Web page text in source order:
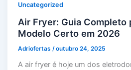
Uncategorized
Air Fryer: Guia Completo
Modelo Certo em 2026
Adriofertas /outubro 24, 2025
A air fryer é hoje um dos